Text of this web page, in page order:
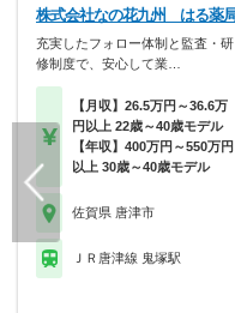
株式会社なの花九州 はる薬
充実したフォロー体制と監査・研
修制度で、安心して業…
【月収】26.5万円～36.6万
円以上 22歳～40歳モデル
【年収】400万円～550万円
以上 30歳～40歳モデル
佐賀県 唐津市
ＪＲ唐津線 鬼塚駅